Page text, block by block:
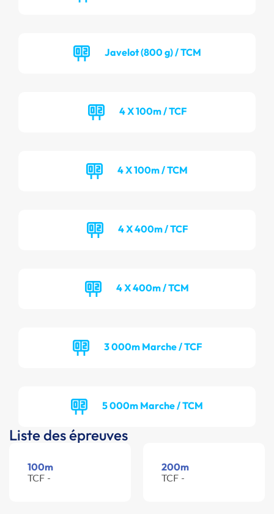
Javelot (800 g) / TCM
4 X 100m / TCF
4 X 100m / TCM
4 X 400m / TCF
4 X 400m / TCM
3 000m Marche / TCF
5 000m Marche / TCM
Liste des épreuves
100m
TCF -
200m
TCF -